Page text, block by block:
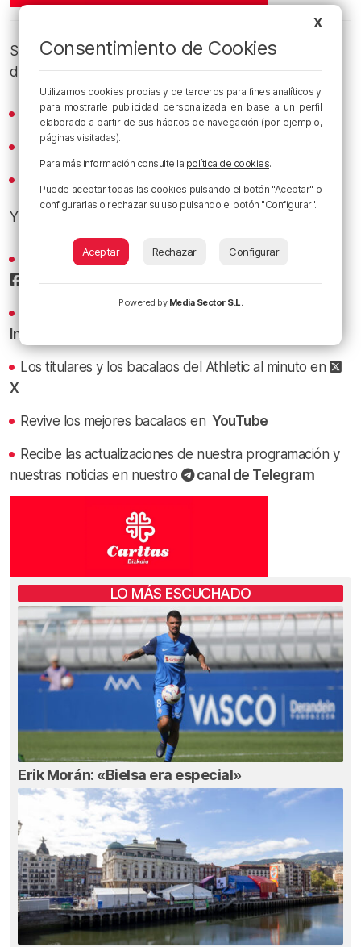
Si te gustaEs Posible, suscríbete en nuestros canales
de podcast:
Spotify
Apple Podcasts
Y sigue a
Sigue todas las noticias de Bilbao y Bizkaia en nuestro
Facebook
Conoce la radio desde dentro en nuestro
Instagram
Los titulares y los bacalaos del Athletic al minuto en
X
Revive los mejores bacalaos en YouTube
Recibe las actualizaciones de nuestra programación y
nuestras noticias en nuestro
canal de Telegram
LO MÁS ESCUCHADO
Erik Morán: «Bielsa era especial»
X
Consentimiento de Cookies
Utilizamos cookies propias y de terceros para fines analíticos y
para mostrarle publicidad personalizada en base a un perfil
elaborado a partir de sus hábitos de navegación (por ejemplo,
páginas visitadas).
Para más información consulte la política de cookies.
Puede aceptar todas las cookies pulsando el botón "Aceptar" o
configurarlas o rechazar su uso pulsando el botón "Configurar".
Aceptar Rechazar Configurar
Powered by Media Sector S.L.